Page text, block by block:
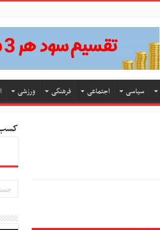
سیاسی اجتماعی فرهنگی ورزشی
کسب